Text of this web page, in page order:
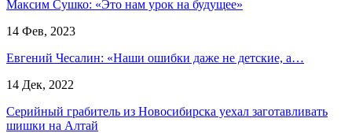
Максим Сушко: «Это нам урок на будущее»
14 Фев, 2023
Евгений Чесалин: «Наши ошибки даже не детские, а…
14 Дек, 2022
Серийный грабитель из Новосибирска уехал заготавливать
шишки на Алтай